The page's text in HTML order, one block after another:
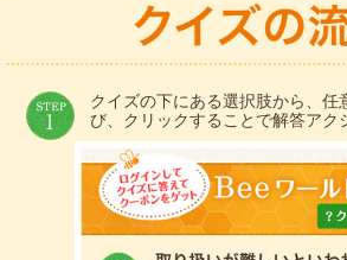
クイズの下にある選択肢から、任
び、クリックすることで解答アク